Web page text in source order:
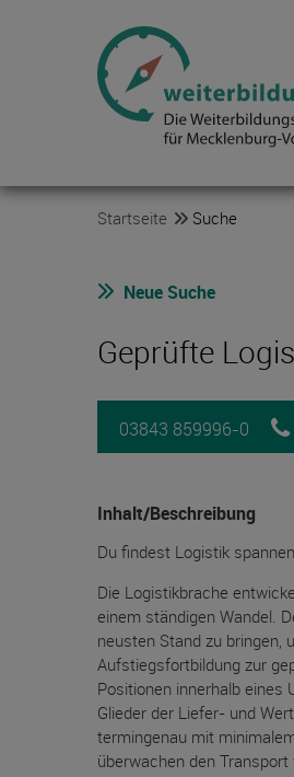
Startseite Suche
Neue Suche
Geprüfte
03843 859996-0
Inhalt/Beschreibung
Du findest Logistik
Die Logistikbrache
einem ständigen Wandel.
neusten Stand zu bringen,
Aufstiegsfortbildung zur
Positionen innerhalb eines
Glieder der Liefer- und
termingenau mit
überwachen den